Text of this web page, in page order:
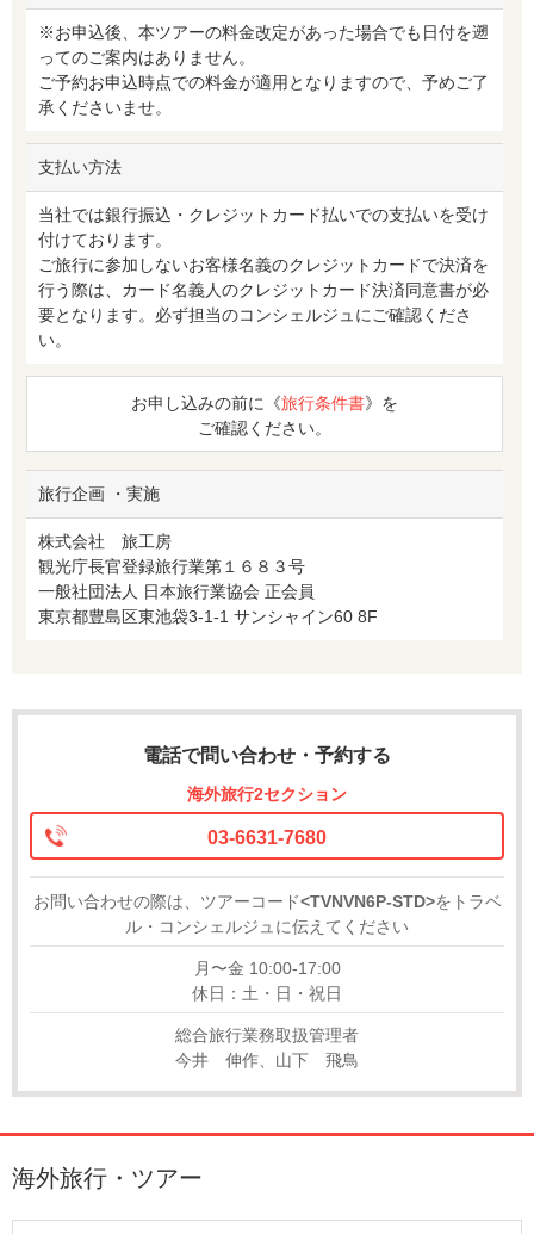
※お申込後、本ツアーの料金改定があった場合でも日付を遡
ってのご案内はありません。
ご予約お申込時点での料金が適用となりますので、予めご了
承くださいませ。
支払い方法
当社では銀行振込・クレジットカード払いでの支払いを受け
付けております。
ご旅行に参加しないお客様名義のクレジットカードで決済を
行う際は、カード名義人のクレジットカード決済同意書が必
要となります。必ず担当のコンシェルジュにご確認くださ
い。
お申し込みの前に《旅行条件書》を
ご確認ください。
旅行企画 ・実施
株式会社 旅工房
観光庁長官登録旅行業第１６８３号
一般社団法人 日本旅行業協会 正会員
東京都豊島区東池袋3-1-1 サンシャイン60 8F
電話で問い合わせ・予約する
海外旅行2セクション
03-6631-7680
お問い合わせの際は、ツアーコード<TVNVN6P-STD>をトラベ
ル・コンシェルジュに伝えてください
月〜金 10:00-17:00
休日：土・日・祝日
総合旅行業務取扱管理者
今井 伸作、山下 飛鳥
海外旅行・ツアー